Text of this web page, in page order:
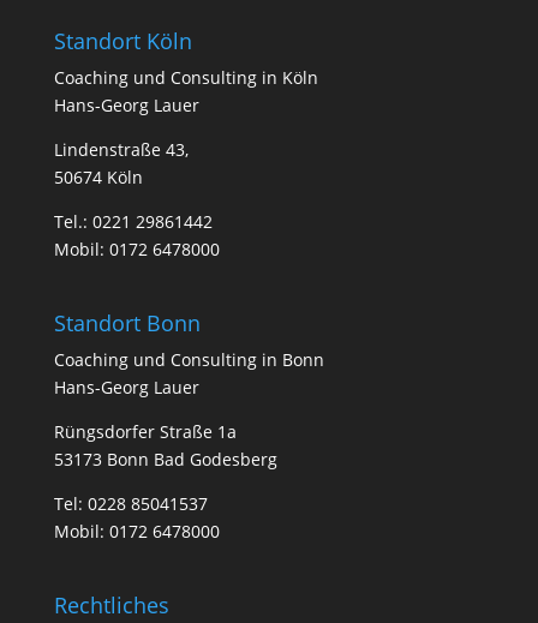
Standort Köln
Coa­ching und Con­sul­ting in Köln
Hans-Georg Lauer
Lindenstraße 43,
50674 Köln
Tel.: 0221 29861442
Mobil: 0172 6478000
Standort Bonn
Coa­ching und Con­sul­ting in Bonn
Hans-Georg Lauer
Rüngsdorfer Straße 1a
53173 Bonn Bad Godesberg
Tel: 0228 85041537
Mobil: 0172 6478000
Rechtliches